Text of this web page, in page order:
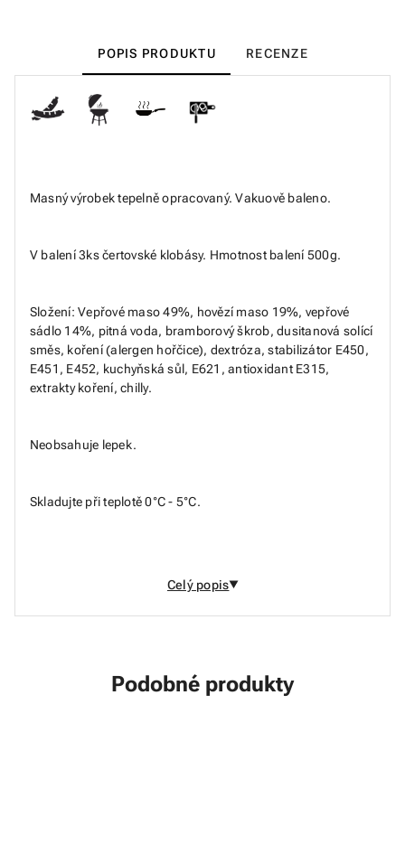
POPIS PRODUKTU RECENZE
Masný výrobek tepelně opracovaný. Vakuově baleno.
V balení 3ks čertovské klobásy. Hmotnost balení 500g.
Složení: Vepřové maso 49%, hovězí maso 19%, vepřové
sádlo 14%, pitná voda, bramborový škrob, dusitanová solící
směs, koření (alergen hořčice), dextróza, stabilizátor E450,
E451, E452, kuchyňská sůl, E621, antioxidant E315,
extrakty koření, chilly.
Neobsahuje lepek.
Skladujte při teplotě 0°C - 5°C.
Celý popis
Podobné produkty